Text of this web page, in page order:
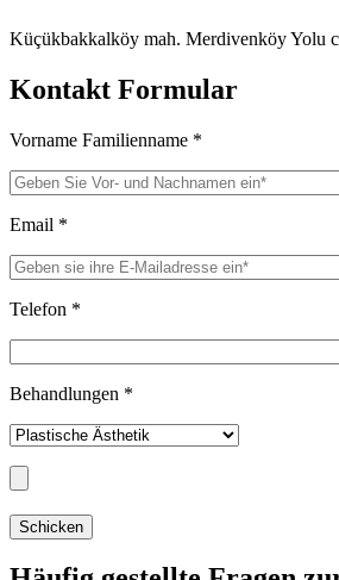
Küçükbakkalköy mah. Merdivenköy Yolu
Kontakt Formular
Vorname Familienname *
Email *
Telefon *
Behandlungen *